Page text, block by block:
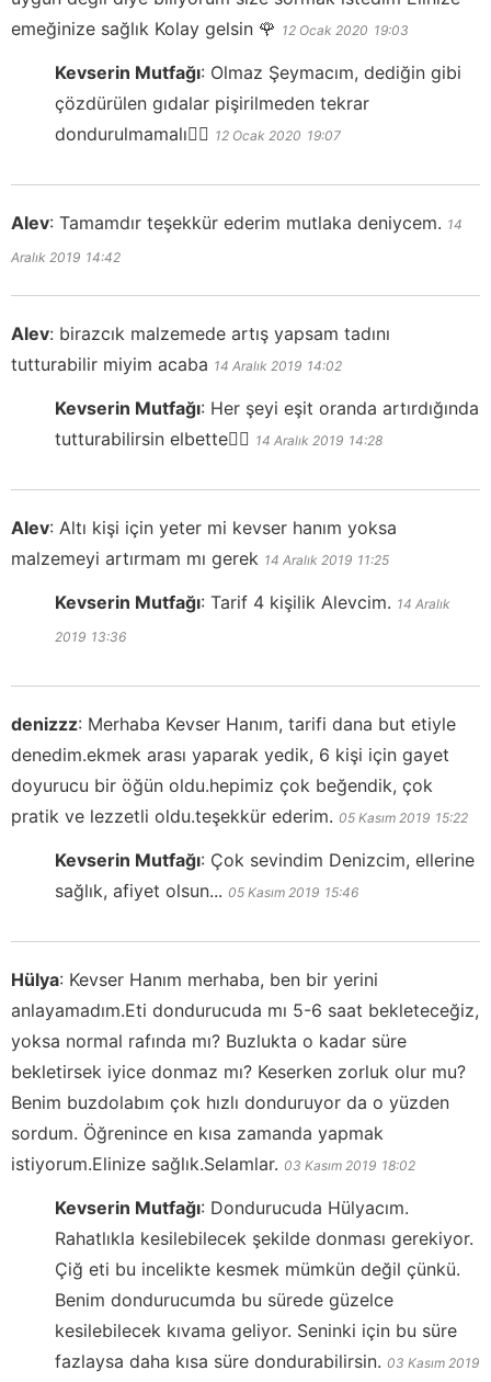
emeğinize sağlık Kolay gelsin 🌹 12 Ocak 2020 19:03
Kevserin Mutfağı: Olmaz Şeymacım, dediğin gibi
çözdürülen gıdalar pişirilmeden tekrar
dondurulmamalı👍🏻 12 Ocak 2020 19:07
Alev: Tamamdır teşekkür ederim mutlaka deniycem. 14
Aralık 2019 14:42
Alev: birazcık malzemede artış yapsam tadını
tutturabilir miyim acaba 14 Aralık 2019 14:02
Kevserin Mutfağı: Her şeyi eşit oranda artırdığında
tutturabilirsin elbette👍🏻 14 Aralık 2019 14:28
Alev: Altı kişi için yeter mi kevser hanım yoksa
malzemeyi artırmam mı gerek 14 Aralık 2019 11:25
Kevserin Mutfağı: Tarif 4 kişilik Alevcim. 14 Aralık
2019 13:36
denizzz: Merhaba Kevser Hanım, tarifi dana but etiyle
denedim.ekmek arası yaparak yedik, 6 kişi için gayet
doyurucu bir öğün oldu.hepimiz çok beğendik, çok
pratik ve lezzetli oldu.teşekkür ederim. 05 Kasım 2019 15:22
Kevserin Mutfağı: Çok sevindim Denizcim, ellerine
sağlık, afiyet olsun... 05 Kasım 2019 15:46
Hülya: Kevser Hanım merhaba, ben bir yerini
anlayamadım.Eti dondurucuda mı 5-6 saat bekleteceğiz,
yoksa normal rafında mı? Buzlukta o kadar süre
bekletirsek iyice donmaz mı? Keserken zorluk olur mu?
Benim buzdolabım çok hızlı donduruyor da o yüzden
sordum. Öğrenince en kısa zamanda yapmak
istiyorum.Elinize sağlık.Selamlar. 03 Kasım 2019 18:02
Kevserin Mutfağı: Dondurucuda Hülyacım.
Rahatlıkla kesilebilecek şekilde donması gerekiyor.
Çiğ eti bu incelikte kesmek mümkün değil çünkü.
Benim dondurucumda bu sürede güzelce
kesilebilecek kıvama geliyor. Seninki için bu süre
fazlaysa daha kısa süre dondurabilirsin. 03 Kasım 2019